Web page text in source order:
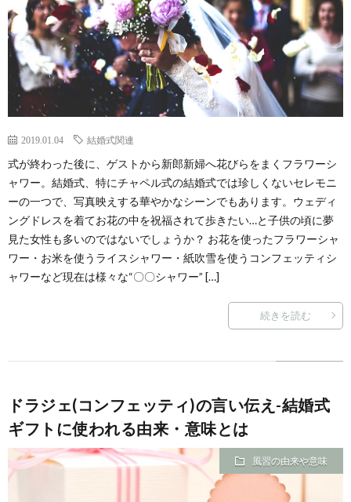
2019.01.04 結婚式関連
式が終わった後に、ゲストから新郎新婦へ花びらをまくフラワーシ
ャワー。結婚式、特にチャペル式の結婚式では珍しくないセレモニ
ーの一つで、写真映えする華やかなシーンでもあります。ウェディ
ングドレスを着てお花の中を祝福されて歩きたい…と子供の頃に夢
見た女性も多いのではないでしょうか？ お花を使ったフラワーシャ
ワー・お米を使うライスシャワー・紙吹雪を使うコンフェッティシ
ャワーなど現在は様々な“〇〇シャワー” […]
続きを読む
ドラジェ(コンフェッティ)の言い伝え-結婚式
ギフトに使われる由来・意味とは
風習の由来や意味